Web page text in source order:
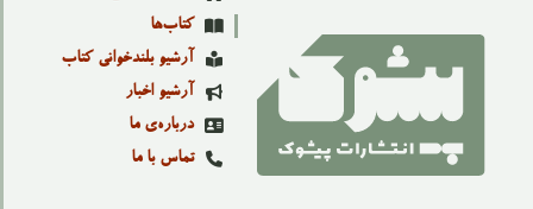
کتاب‌ها
آرشیو بلندخوانی کتاب
آرشیو اخبار
درباره‌ی ما
تماس با ما